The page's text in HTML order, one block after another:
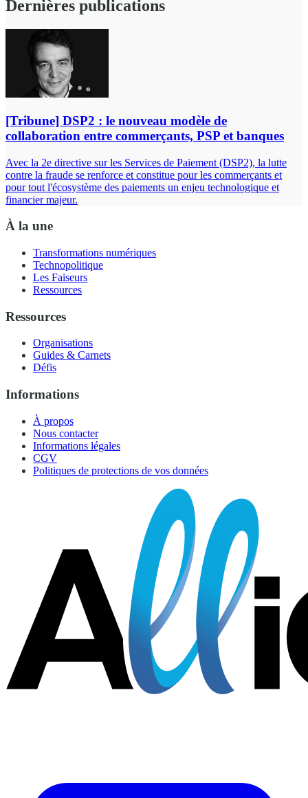
Dernières publications
[Tribune] DSP2 : le nouveau modèle de
collaboration entre commerçants, PSP et banques
Avec la 2e directive sur les Services de Paiement (DSP2), la lutte
contre la fraude se renforce et constitue pour les commerçants et
pour tout l'écosystème des paiements un enjeu technologique et
financier majeur.
À la une
Transformations numériques
Technopolitique
Les Faiseurs
Ressources
Ressources
Organisations
Guides & Carnets
Défis
Informations
À propos
Nous contacter
Informations légales
CGV
Politiques de protections de vos données